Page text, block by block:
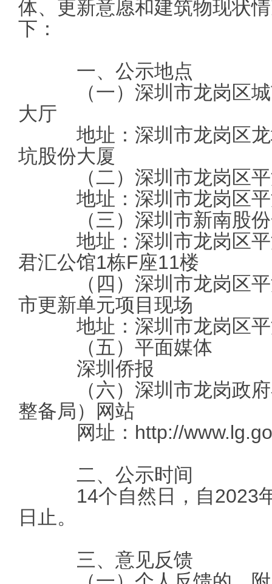
体、更新意愿和建筑物现状
下：
一、公示地点
（一）深圳市龙岗区城
大厅
地址：深圳市龙岗区龙
坑股份大厦
（二）深圳市龙岗区平
地址：深圳市龙岗区平
（三）深圳市新南股份
地址：深圳市龙岗区平
君汇公馆1栋F座11楼
（四）深圳市龙岗区平
市更新单元项目现场
地址：深圳市龙岗区平
（五）平面媒体
深圳侨报
（六）深圳市龙岗政府
整备局）网站
网址： http://
二、公示时间
14个自然日，自2023
日止。
三、意见反馈